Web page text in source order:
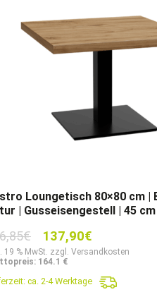
Loungetisch 80×80 cm |
| Gusseisengestell | 45
€
Ursprünglicher
Preis
war:
206,85€
137,90€
Preis
137,90€.
19 % MwSt. zzgl. Versandkosten
164.1 €
ca. 2-4 Werktage